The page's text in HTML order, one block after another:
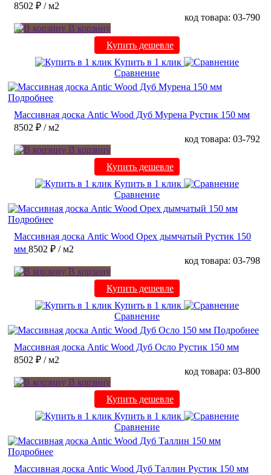
8502 ₽ / м2
код товара: 03-790
В корзину
Купить дешевле
Купить в 1 клик
Сравнение
Подробнее
Массивная доска Antic Wood Дуб Мурена Рустик 150 мм
8502 ₽ / м2
код товара: 03-792
В корзину
Купить дешевле
Купить в 1 клик
Сравнение
Подробнее
Массивная доска Antic Wood Орех дымчатый Рустик 150
мм 8502 ₽ / м2
код товара: 03-798
В корзину
Купить дешевле
Купить в 1 клик
Сравнение
Подробнее
Массивная доска Antic Wood Дуб Осло Рустик 150 мм
8502 ₽ / м2
код товара: 03-800
В корзину
Купить дешевле
Купить в 1 клик
Сравнение
Подробнее
Массивная доска Antic Wood Дуб Таллин Рустик 150 мм